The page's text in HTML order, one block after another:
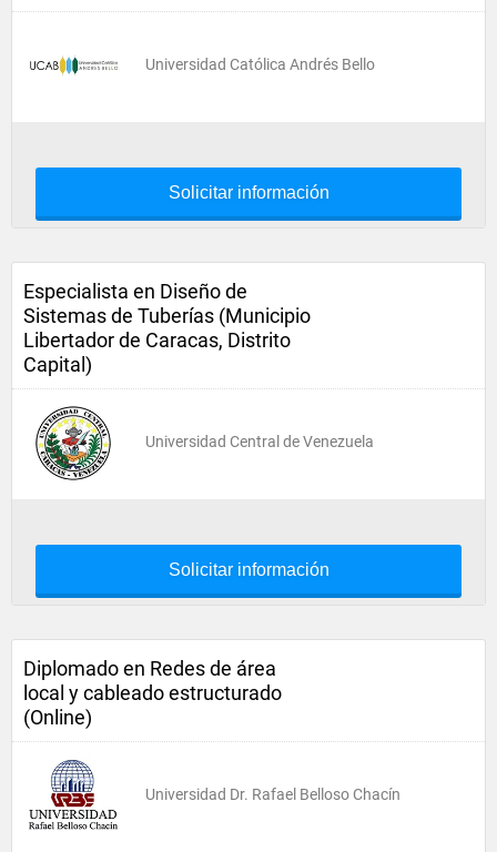
Universidad Católica Andrés Bello
Solicitar información
Especialista en Diseño de
Sistemas de Tuberías (Municipio
Libertador de Caracas, Distrito
Capital)
Universidad Central de Venezuela
Solicitar información
Diplomado en Redes de área
local y cableado estructurado
(Online)
Universidad Dr. Rafael Belloso Chacín